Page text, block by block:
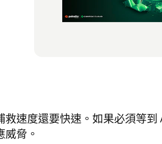
速度還要快速。如果必須等到
脅。